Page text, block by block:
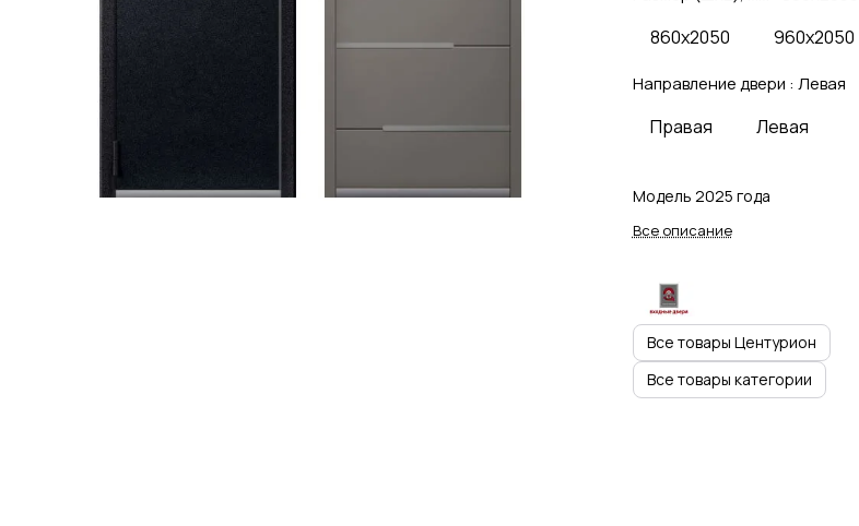
860x2050 960x2050
Направление двери : Левая
Правая Левая
Модель 2025 года
Все описание
Все товары Центурион
Все товары категории